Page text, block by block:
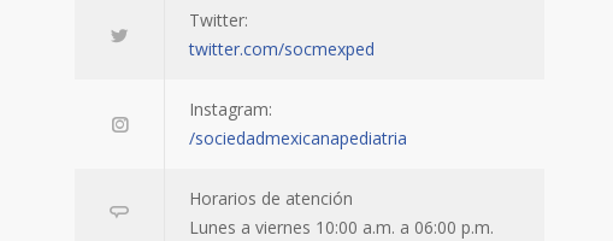
Twitter:
twitter.com/socmexped
Instagram:
/sociedadmexicanapediatria
Horarios de atención
Lunes a viernes 10:00 a.m. a 06:00 p.m.